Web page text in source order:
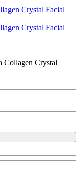
Collagen Crystal